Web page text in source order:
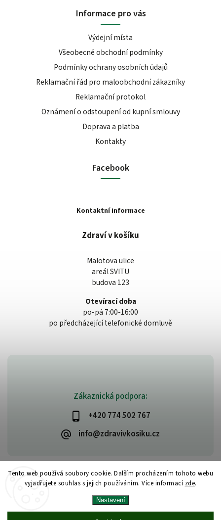
Tento web používá soubory cookie. Dalším procházením tohoto webu
vyjadřujete souhlas s jejich používáním. Více informací zde.
Nastavení
Zákaznická podpora:
+420 774 502 767
info@zdravivkosiku.cz
Informace pro vás
Výdejní místa
Všeobecné obchodní podmínky
Podmínky ochrany osobních údajů
Reklamační řád pro maloobchodní zákazníky
Reklamační protokol
Oznámení o odstoupení od kupní smlouvy
Doprava a platba
Kontakty
Facebook
Kontaktní informace
Zdraví v košíku
Malotova ulice
areál SVITU
budova 123
Otevírací doba
po-pá 7:00-16:00
po předcházející telefonické domluvě
www.zdravivkosiku.cz
Upravit nastavení cookies